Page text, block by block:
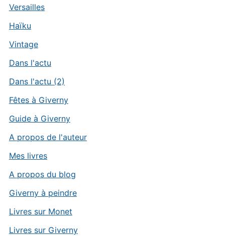
Versailles
Haïku
Vintage
Dans l'actu
Dans l'actu (2)
Fêtes à Giverny
Guide à Giverny
A propos de l'auteur
Mes livres
A propos du blog
Giverny à peindre
Livres sur Monet
Livres sur Giverny